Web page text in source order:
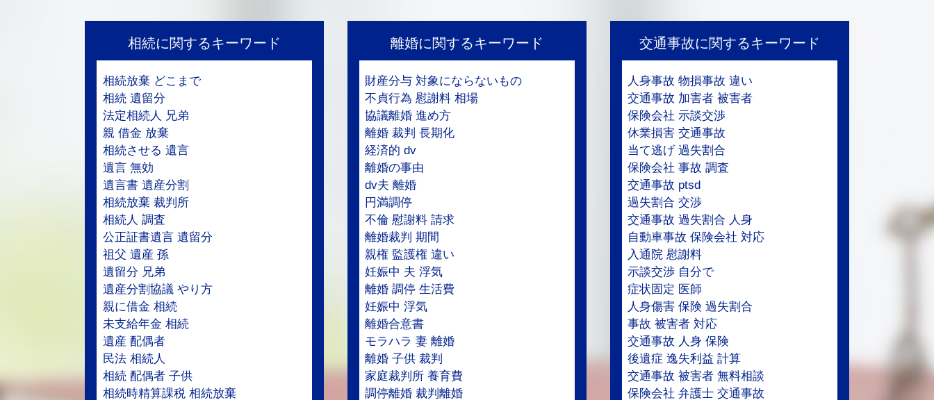
相続に関するキーワード
相続放棄 どこまで
相続 遺留分
法定相続人 兄弟
親 借金 放棄
相続させる 遺言
遺言 無効
遺言書 遺産分割
相続放棄 裁判所
相続人 調査
公正証書遺言 遺留分
祖父 遺産 孫
遺留分 兄弟
遺産分割協議 やり方
親に借金 相続
未支給年金 相続
遺産 配偶者
民法 相続人
相続 配偶者 子供
相続時精算課税 相続放棄
離婚に関するキーワード
財産分与 対象にならないもの
不貞行為 慰謝料 相場
協議離婚 進め方
離婚 裁判 長期化
経済的 dv
離婚の事由
dv夫 離婚
円満調停
不倫 慰謝料 請求
離婚裁判 期間
親権 監護権 違い
妊娠中 夫 浮気
離婚 調停 生活費
妊娠中 浮気
離婚合意書
モラハラ 妻 離婚
離婚 子供 裁判
家庭裁判所 養育費
調停離婚 裁判離婚
交通事故に関するキーワード
人身事故 物損事故 違い
交通事故 加害者 被害者
保険会社 示談交渉
休業損害 交通事故
当て逃げ 過失割合
保険会社 事故 調査
交通事故 ptsd
過失割合 交渉
交通事故 過失割合 人身
自動車事故 保険会社 対応
入通院 慰謝料
示談交渉 自分で
症状固定 医師
人身傷害 保険 過失割合
事故 被害者 対応
交通事故 人身 保険
後遺症 逸失利益 計算
交通事故 被害者 無料相談
保険会社 弁護士 交通事故